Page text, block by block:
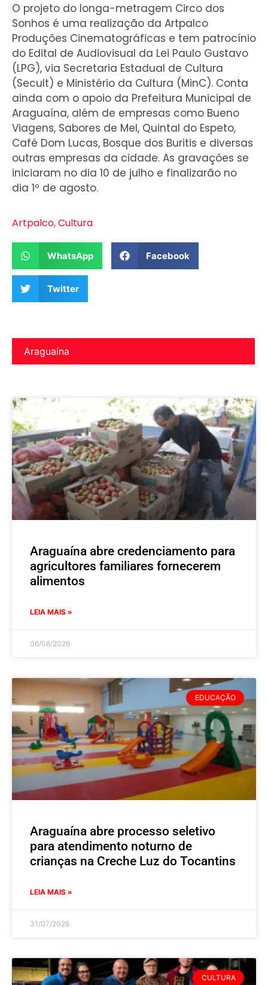
O projeto do longa-metragem Circo dos
Sonhos é uma realização da Artpalco
Produções Cinematográficas e tem patrocínio
do Edital de Audiovisual da Lei Paulo Gustavo
(LPG), via Secretaria Estadual de Cultura
(Secult) e Ministério da Cultura (MinC). Conta
ainda com o apoio da Prefeitura Municipal de
Araguaína, além de empresas como Bueno
Viagens, Sabores de Mel, Quintal do Espeto,
Café Dom Lucas, Bosque dos Buritis e diversas
outras empresas da cidade. As gravações se
iniciaram no dia 10 de julho e finalizarão no
dia 1º de agosto.
Artpalco,Cultura
WhatsApp Facebook
Twitter
Araguaína
Araguaína abre credenciamento para
agricultores familiares fornecerem
alimentos
LEIA MAIS »
06/08/2026
EDUCAÇÃO
Araguaína abre processo seletivo
para atendimento noturno de
crianças na Creche Luz do Tocantins
LEIA MAIS »
31/07/2026
CULTURA